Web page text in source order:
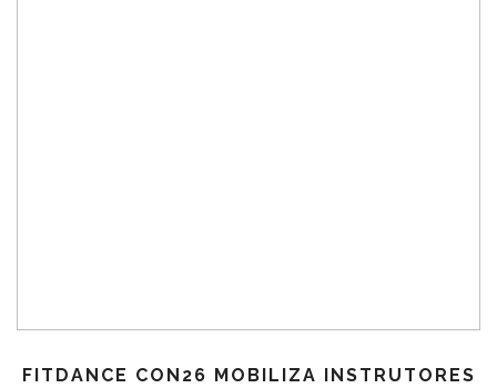
FITDANCE CON26 MOBILIZA INSTRUTORES